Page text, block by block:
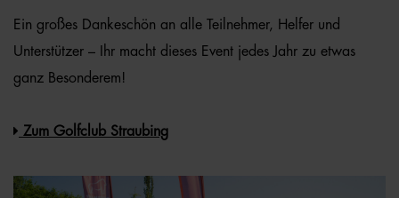
Ein großes Dankeschön an alle Teilnehmer, Helfer und
Unterstützer – Ihr macht dieses Event jedes Jahr zu etwas
ganz Besonderem!
Zum Golfclub Straubing